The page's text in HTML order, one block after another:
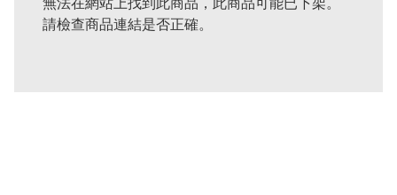
無法在網站上找到此商品，此商品可能已下架。
請檢查商品連結是否正確。